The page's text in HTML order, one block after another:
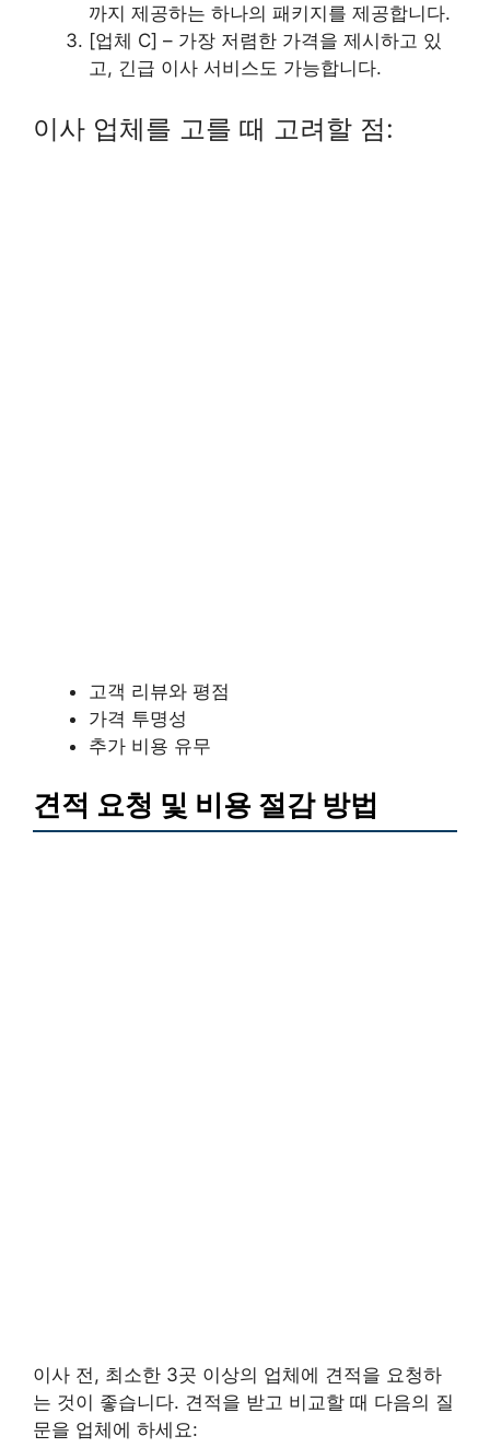
까지 제공하는 하나의 패키지를 제공합니다.
[업체 C] – 가장 저렴한 가격을 제시하고 있
고, 긴급 이사 서비스도 가능합니다.
이사 업체를 고를 때 고려할 점:
고객 리뷰와 평점
가격 투명성
추가 비용 유무
견적 요청 및 비용 절감 방법
이사 전, 최소한 3곳 이상의 업체에 견적을 요청하
는 것이 좋습니다. 견적을 받고 비교할 때 다음의 질
문을 업체에 하세요: